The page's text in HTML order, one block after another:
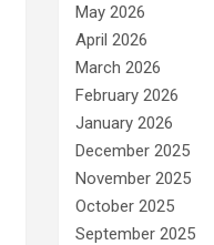
May 2026
April 2026
March 2026
February 2026
January 2026
December 2025
November 2025
October 2025
September 2025